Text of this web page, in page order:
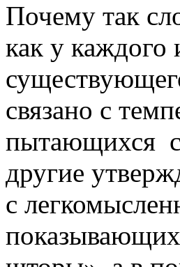
Почему так
как у каждого
связано с
пытающихся
другие
с
показывающих